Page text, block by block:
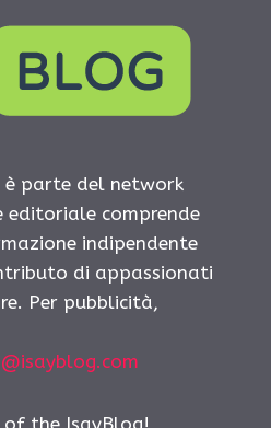
è parte del network
editoriale comprende
indipendente
di appassionati
Per pubblicità,
the IsayBlog!